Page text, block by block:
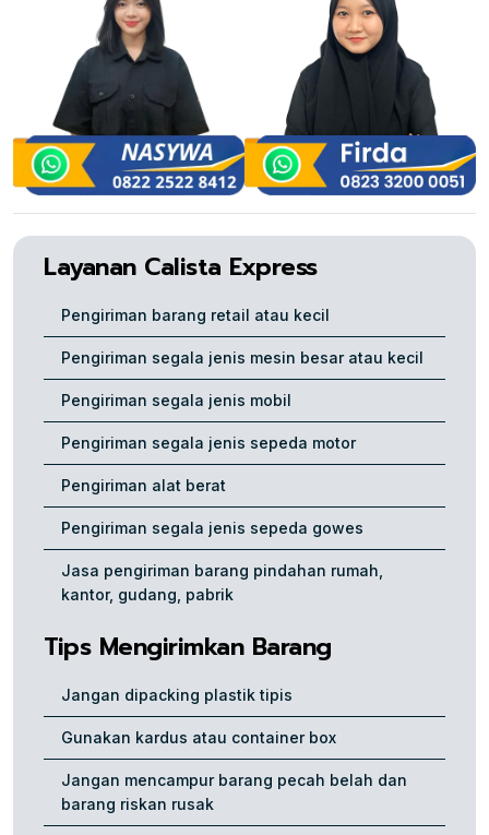
Layanan Calista Express
Pengiriman barang retail atau kecil
Pengiriman segala jenis mesin besar atau kecil
Pengiriman segala jenis mobil
Pengiriman segala jenis sepeda motor
Pengiriman alat berat
Pengiriman segala jenis sepeda gowes
Jasa pengiriman barang pindahan rumah,
kantor, gudang, pabrik
Tips Mengirimkan Barang
Jangan dipacking plastik tipis
Gunakan kardus atau container box
Jangan mencampur barang pecah belah dan
barang riskan rusak